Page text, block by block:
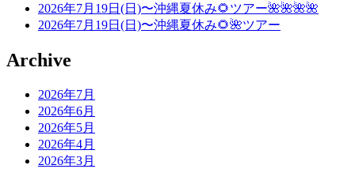
2026年7月19日(日)〜沖縄夏休み🌻ツアー🌺🌺🌺🌺
2026年7月19日(日)〜沖縄夏休み🌻🌺ツアー
Archive
2026年7月
2026年6月
2026年5月
2026年4月
2026年3月